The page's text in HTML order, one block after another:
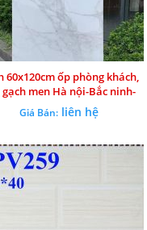
60x120cm ốp phòng khách,
gạch men Hà nội-Bắc ninh-
Hải phòng
Giá Bán:liên hệ